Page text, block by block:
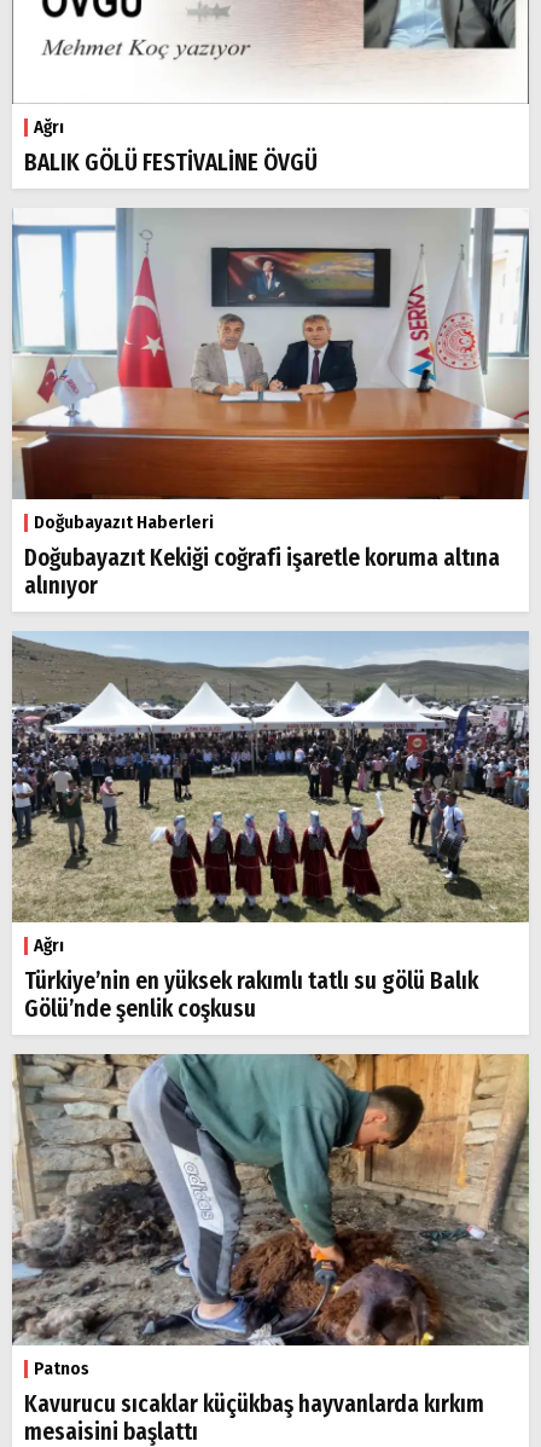
Ağrı
BALIK GÖLÜ FESTİVALİNE ÖVGÜ
Doğubayazıt Haberleri
Doğubayazıt Kekiği coğrafi işaretle koruma altına
alınıyor
Ağrı
Türkiye’nin en yüksek rakımlı tatlı su gölü Balık
Gölü’nde şenlik coşkusu
Patnos
Kavurucu sıcaklar küçükbaş hayvanlarda kırkım
mesaisini başlattı